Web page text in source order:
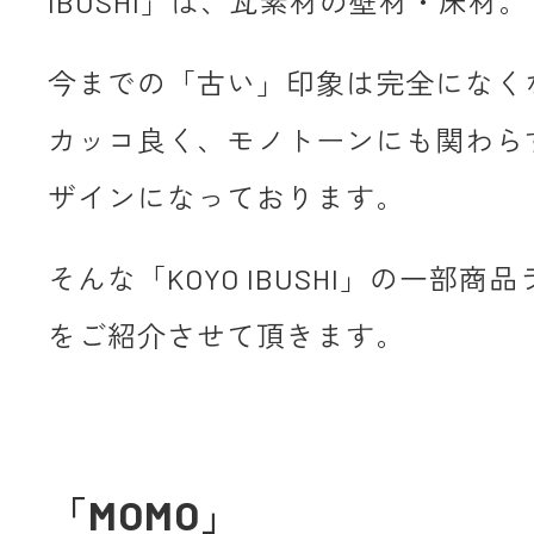
今までの「古い」印象は完全にな
カッコ良く、モノトーンにも関わ
ザインになっております。
そんな「KOYO IBUSHI」の一部商
をご紹介させて頂きます。
「MOMO」